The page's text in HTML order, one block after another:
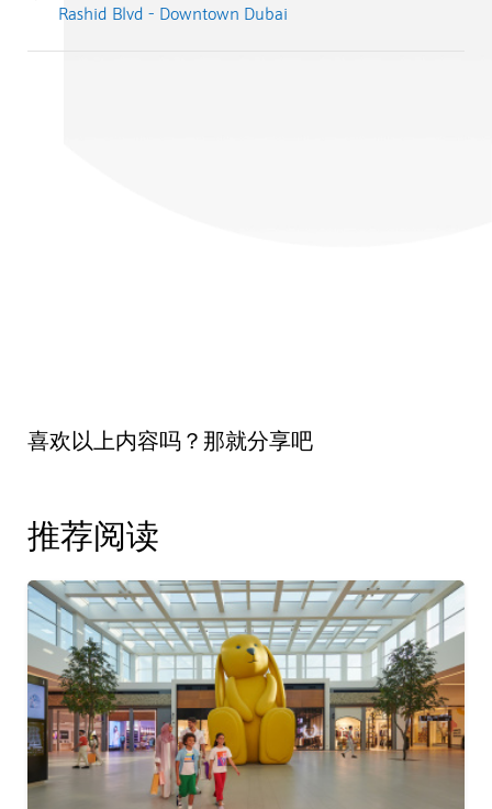
Rashid Blvd - Downtown Dubai
喜欢以上内容吗？那就分享吧
推荐阅读